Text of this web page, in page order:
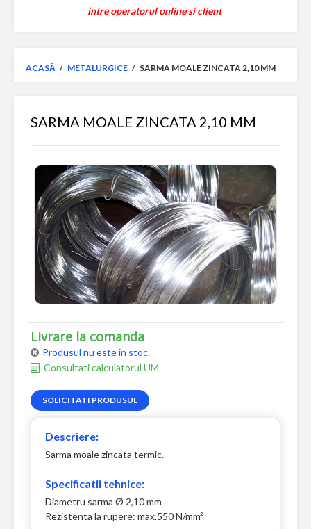
intre operatorul online si client
ACASĂ / METALURGICE / SARMA MOALE ZINCATA 2,10 MM
SARMA MOALE ZINCATA 2,10 MM
Livrare la comanda
Produsul nu este in stoc.
Consultati calculatorul UM
SOLICITATI PRODUSUL
Descriere:
Sarma moale zincata termic.
Specificatii tehnice:
Diametru sarma Ø 2,10 mm
Rezistenta la rupere: max.550 N/mm²